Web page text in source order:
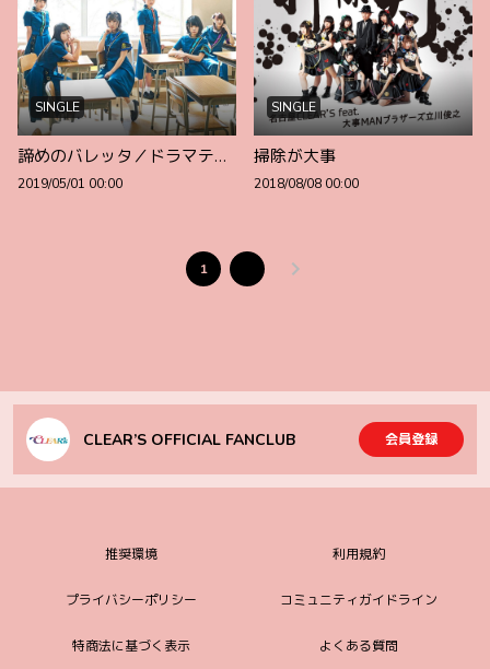
SINGLE
諦めのバレッタ／ドラマティックに恋したい
2019/05/01 00:00
SINGLE
掃除が大事
2018/08/08 00:00
1
CLEAR’S OFFICIAL FANCLUB 会員登録
推奨環境 利用規約
プライバシーポリシー コミュニティガイドライン
特商法に基づく表示 よくある質問